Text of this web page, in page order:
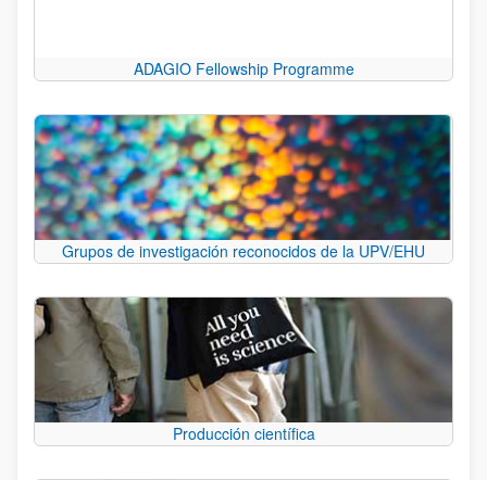
ADAGIO Fellowship Programme
Grupos de investigación reconocidos de la UPV/EHU
Producción científica